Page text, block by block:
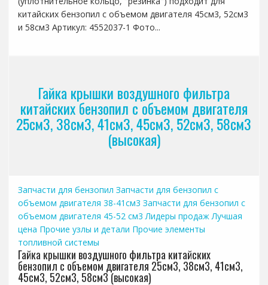
китайских бензопил с объемом двигателя 45см3, 52см3
и 58см3 Артикул: 4552037-1 Фото...
Гайка крышки воздушного фильтра
китайских бензопил с объемом двигателя
25см3, 38см3, 41см3, 45см3, 52см3, 58см3
(высокая)
Запчасти для бензопил Запчасти для бензопил с
объемом двигателя 38-41см3 Запчасти для бензопил с
объемом двигателя 45-52 см3 Лидеры продаж Лучшая
цена Прочие узлы и детали Прочие элементы
топливной системы
Гайка крышки воздушного фильтра китайских
бензопил с объемом двигателя 25см3, 38см3, 41см3,
45см3, 52см3, 58см3 (высокая)